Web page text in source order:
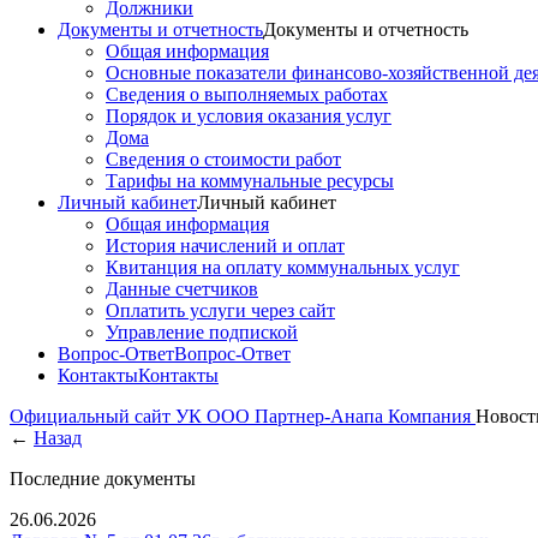
Должники
Документы и отчетностьДокументы и отчетность
Общая информация
Основные показатели финансово-хозяйственной
Сведения о выполняемых работах
Порядок и условия оказания услуг
Дома
Сведения о стоимости работ
Тарифы на коммунальные ресурсы
Личный кабинетЛичный кабинет
Общая информация
История начислений и оплат
Квитанция на оплату коммунальных услуг
Данные счетчиков
Оплатить услуги через сайт
Управление подпиской
Вопрос-ОтветВопрос-Ответ
КонтактыКонтакты
Официальный сайт УК ООО Партнер-Анапа Компания
← Назад
Последние документы
26.06.2026